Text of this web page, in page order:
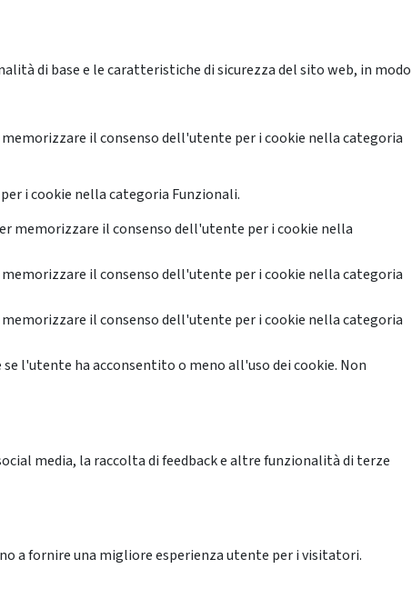
di base e le caratteristiche di sicurezza del sito web, in modo
il consenso dell'utente per i cookie nella categoria
i cookie nella categoria Funzionali.
memorizzare il consenso dell'utente per i cookie nella
il consenso dell'utente per i cookie nella categoria
il consenso dell'utente per i cookie nella categoria
l'utente ha acconsentito o meno all'uso dei cookie. Non
media, la raccolta di feedback e altre funzionalità di terze
a fornire una migliore esperienza utente per i visitatori.